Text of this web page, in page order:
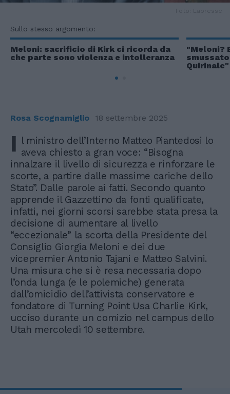
Sullo stesso argomento:
Meloni: sacrificio di Kirk ci ricorda da
che parte sono violenza e intolleranza
"Meloni?
Quirinale"
Rosa Scognamiglio 18 settembre 2025
I l ministro dell’Interno Matteo Piantedosi lo
aveva chiesto a gran voce: “Bisogna
innalzare il livello di sicurezza e rinforzare le
scorte, a partire dalle massime cariche dello
Stato”. Dalle parole ai fatti. Secondo quanto
apprende il Gazzettino da fonti qualificate,
infatti, nei giorni scorsi sarebbe stata presa la
decisione di aumentare al livello
“eccezionale” la scorta della Presidente del
Consiglio Giorgia Meloni e dei due
vicepremier Antonio Tajani e Matteo Salvini.
Una misura che si è resa necessaria dopo
l’onda lunga (e le polemiche) generata
dall’omicidio dell’attivista conservatore e
fondatore di Turning Point Usa Charlie Kirk,
ucciso durante un comizio nel campus dello
Utah mercoledì 10 settembre.